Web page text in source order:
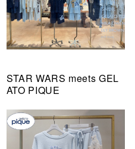
STAR WARS meets GEL
ATO PIQUE